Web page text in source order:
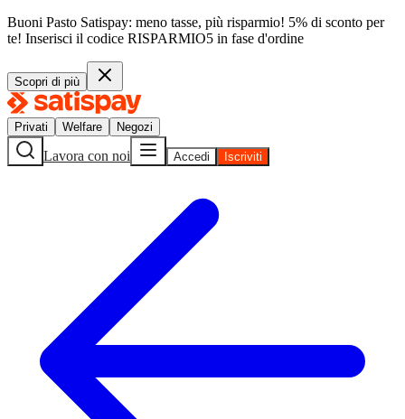
Buoni Pasto Satispay: meno tasse, più risparmio! 5% di sconto per
te! Inserisci il codice RISPARMIO5 in fase d'ordine
Scopri di più
Privati Welfare Negozi
Lavora con noi Accedi Iscriviti